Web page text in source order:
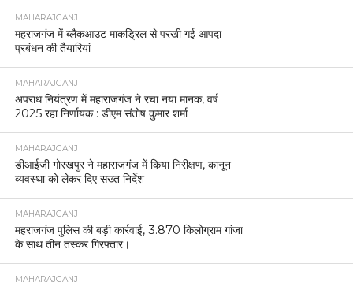
MAHARAJGANJ
महराजगंज में ब्लैकआउट माकड्रिल से परखी गई आपदा
प्रबंधन की तैयारियां
MAHARAJGANJ
अपराध नियंत्रण में महाराजगंज ने रचा नया मानक, वर्ष
2025 रहा निर्णायक : डीएम संतोष कुमार शर्मा
MAHARAJGANJ
डीआईजी गोरखपुर ने महाराजगंज में किया निरीक्षण, कानून-
व्यवस्था को लेकर दिए सख्त निर्देश
MAHARAJGANJ
महराजगंज पुलिस की बड़ी कार्रवाई, 3.870 किलोग्राम गांजा
के साथ तीन तस्कर गिरफ्तार।
MAHARAJGANJ